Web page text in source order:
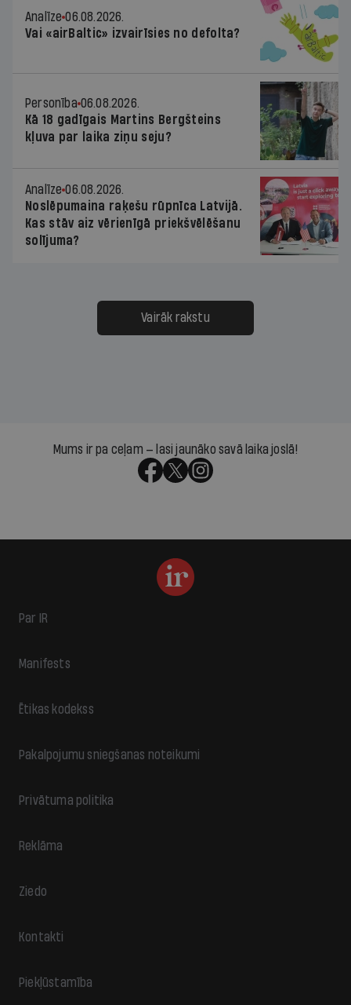
Analīze 06.08.2026.
Vai «airBaltic» izvairīsies no defolta?
Personība 06.08.2026.
Kā 18 gadīgais Martins Bergšteins
kļuva par laika ziņu seju?
Analīze 06.08.2026.
Noslēpumaina raķešu rūpnīca Latvijā.
Kas stāv aiz vērienīgā priekšvēlēšanu
solījuma?
Vairāk rakstu
Mums ir pa ceļam — lasi jaunāko savā laika joslā!
Par IR
Manifests
Ētikas kodekss
Pakalpojumu sniegšanas noteikumi
Privātuma politika
Reklāma
Ziedo
Kontakti
Piekļūstamība